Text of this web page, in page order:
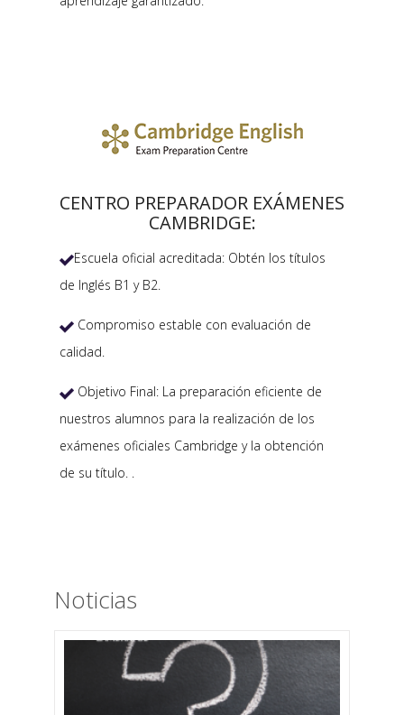
CENTRO PREPARADOR EXÁMENES
CAMBRIDGE:
Escuela oficial acreditada: Obtén los títulos
de Inglés B1 y B2.
 Compromiso estable con evaluación de
calidad.
 Objetivo Final: La preparación eficiente de
nuestros alumnos para la realización de los
exámenes oficiales Cambridge y la obtención
de su título. .
Noticias